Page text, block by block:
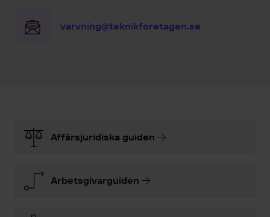
varvning@teknikforetagen.se
Affärsjuridiska guiden
Arbetsgivarguiden